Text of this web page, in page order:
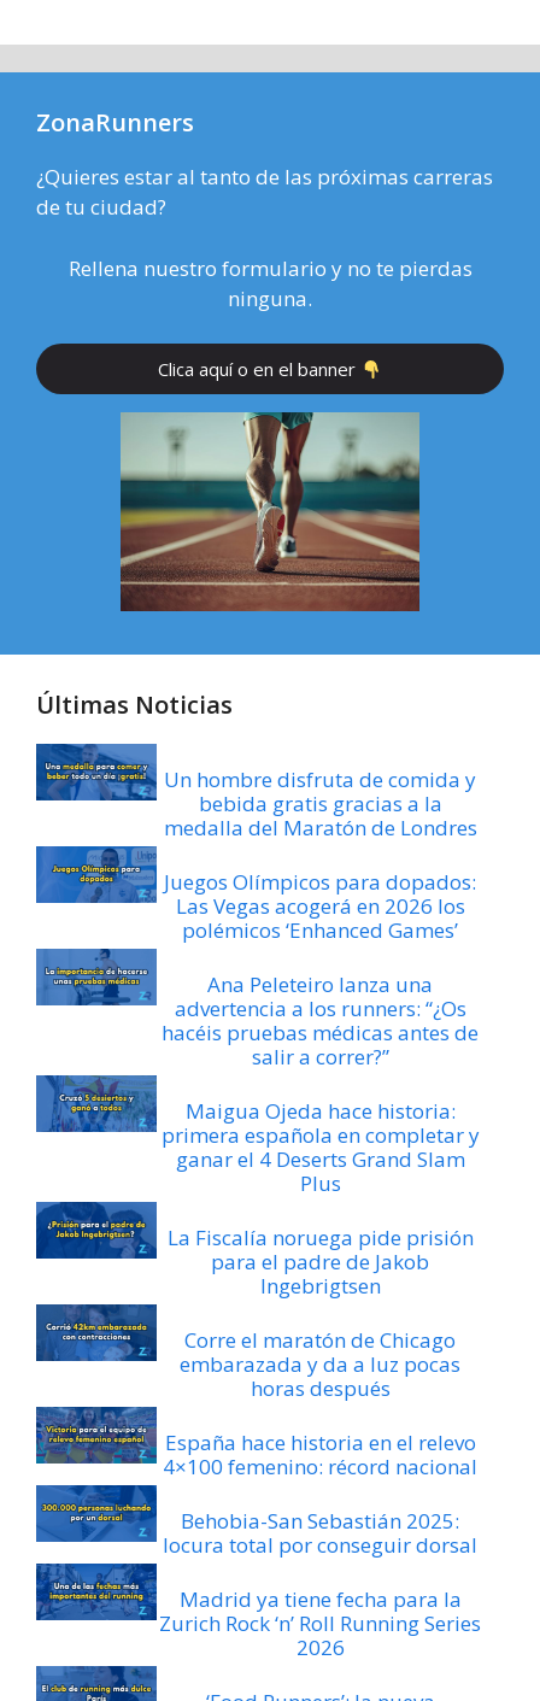
ZonaRunners
¿Quieres estar al tanto de las próximas carreras
de tu ciudad?
Rellena nuestro formulario y no te pierdas
ninguna.
Clica aquí o en el banner
Últimas Noticias
Un hombre disfruta de comida y
bebida gratis gracias a la
medalla del Maratón de Londres
Juegos Olímpicos para dopados:
Las Vegas acogerá en 2026 los
polémicos ‘Enhanced Games’
Ana Peleteiro lanza una
advertencia a los runners: “¿Os
hacéis pruebas médicas antes de
salir a correr?”
Maigua Ojeda hace historia:
primera española en completar y
ganar el 4 Deserts Grand Slam
Plus
La Fiscalía noruega pide prisión
para el padre de Jakob
Ingebrigtsen
Corre el maratón de Chicago
embarazada y da a luz pocas
horas después
España hace historia en el relevo
4×100 femenino: récord nacional
Behobia-San Sebastián 2025:
locura total por conseguir dorsal
Madrid ya tiene fecha para la
Zurich Rock ‘n’ Roll Running Series
2026